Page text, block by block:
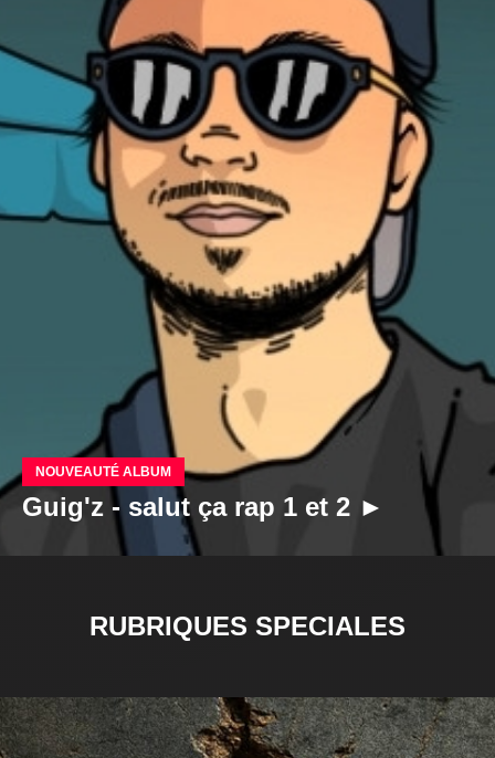
NOUVEAUTÉ ALBUM
Guig'z - salut ça rap 1 et 2 ►
RUBRIQUES SPECIALES